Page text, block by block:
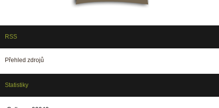
RSS
Přehled zdrojů
Statistiky